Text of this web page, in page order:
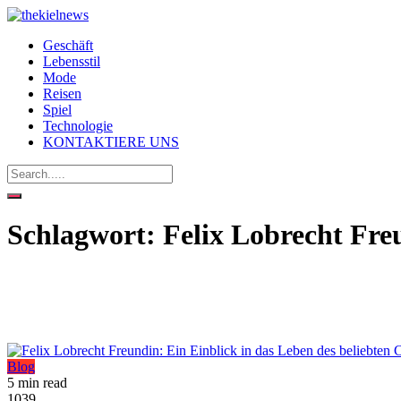
Geschäft
Lebensstil
Mode
Reisen
Spiel
Technologie
KONTAKTIERE UNS
Schlagwort: Felix Lobrecht
Blog
5 min read